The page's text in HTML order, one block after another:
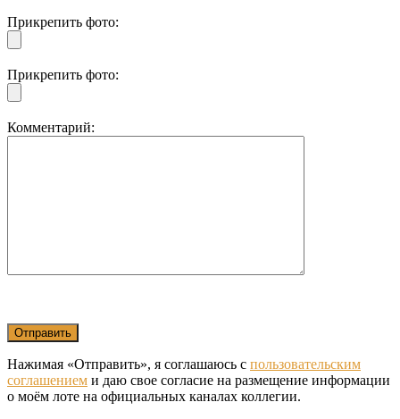
Прикрепить фото:
Прикрепить фото:
Комментарий:
Нажимая «Отправить», я соглашаюсь с пользовательским
соглашением и даю свое согласие на размещение информации
о моём лоте на официальных каналах коллегии.